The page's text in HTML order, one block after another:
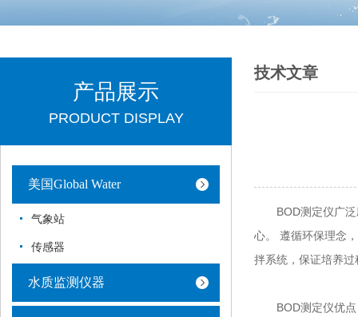
产品展示
PRODUCT DISPLAY
美国Global Water
气象站
传感器
水质监测仪器
技术文章
BOD测定仪广泛
心。 遵循环保理念
拌系统，保证培养
BOD测定仪优点